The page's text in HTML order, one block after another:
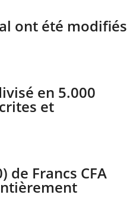
ont été modifiés
en 5.000
et
de Francs CFA